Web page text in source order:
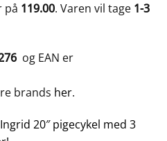
på 119.00. Varen vil tage 1-3
og EAN er
brands her.
20″ pigecykel med 3